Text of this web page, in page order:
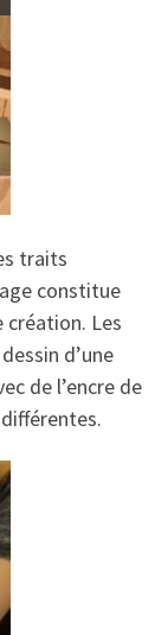
traits
constitue
création. Les
d’une
de l’encre de